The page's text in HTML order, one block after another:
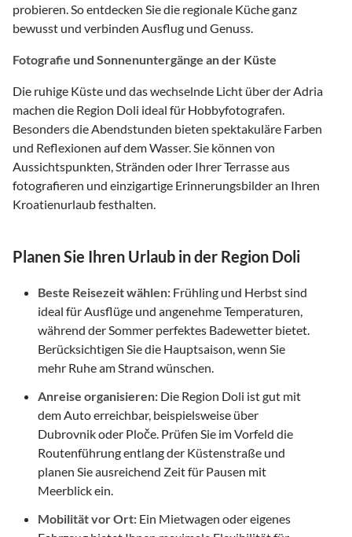
probieren. So entdecken Sie die regionale Küche ganz
bewusst und verbinden Ausflug und Genuss.
Fotografie und Sonnenuntergänge an der Küste
Die ruhige Küste und das wechselnde Licht über der Adria
machen die Region Doli ideal für Hobbyfotografen.
Besonders die Abendstunden bieten spektakuläre Farben
und Reflexionen auf dem Wasser. Sie können von
Aussichtspunkten, Stränden oder Ihrer Terrasse aus
fotografieren und einzigartige Erinnerungsbilder an Ihren
Kroatienurlaub festhalten.
Planen Sie Ihren Urlaub in der Region Doli
Beste Reisezeit wählen: Frühling und Herbst sind
ideal für Ausflüge und angenehme Temperaturen,
während der Sommer perfektes Badewetter bietet.
Berücksichtigen Sie die Hauptsaison, wenn Sie
mehr Ruhe am Strand wünschen.
Anreise organisieren: Die Region Doli ist gut mit
dem Auto erreichbar, beispielsweise über
Dubrovnik oder Ploče. Prüfen Sie im Vorfeld die
Routenführung entlang der Küstenstraße und
planen Sie ausreichend Zeit für Pausen mit
Meerblick ein.
Mobilität vor Ort: Ein Mietwagen oder eigenes